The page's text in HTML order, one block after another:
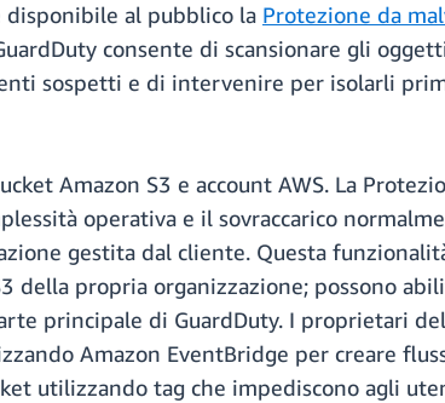
disponibile al pubblico la Protezione da
consente di scansionare gli
sospetti e di intervenire per isolarli
Amazon S3 e account AWS. La
operativa e il sovraccarico
gestita dal cliente. Questa
della propria organizzazione; possono
principale di GuardDuty. I proprietari
Amazon EventBridge per creare
utilizzando tag che impediscono agli